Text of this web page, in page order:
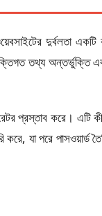
দুর্বলতা
তথ্য
প্রস্তাব করে।
যা পরে